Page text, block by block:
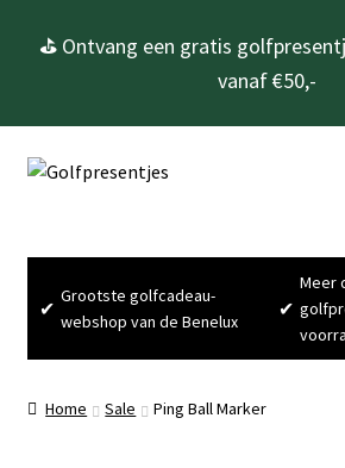
⛳ Ontvang een gratis
vanaf €50,-
Ga
navigatie
Ga
inhoud
Golfcadeau’s
Golfbenodigdheden
✔
Grootste golfcadeau-
webshop van de Benelux
✔
Meer
Home Sale Ping Ball Marker